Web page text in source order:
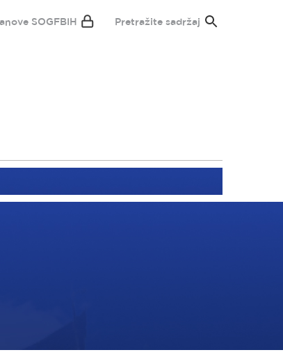
SOGFBIH Pretražite sadržaj